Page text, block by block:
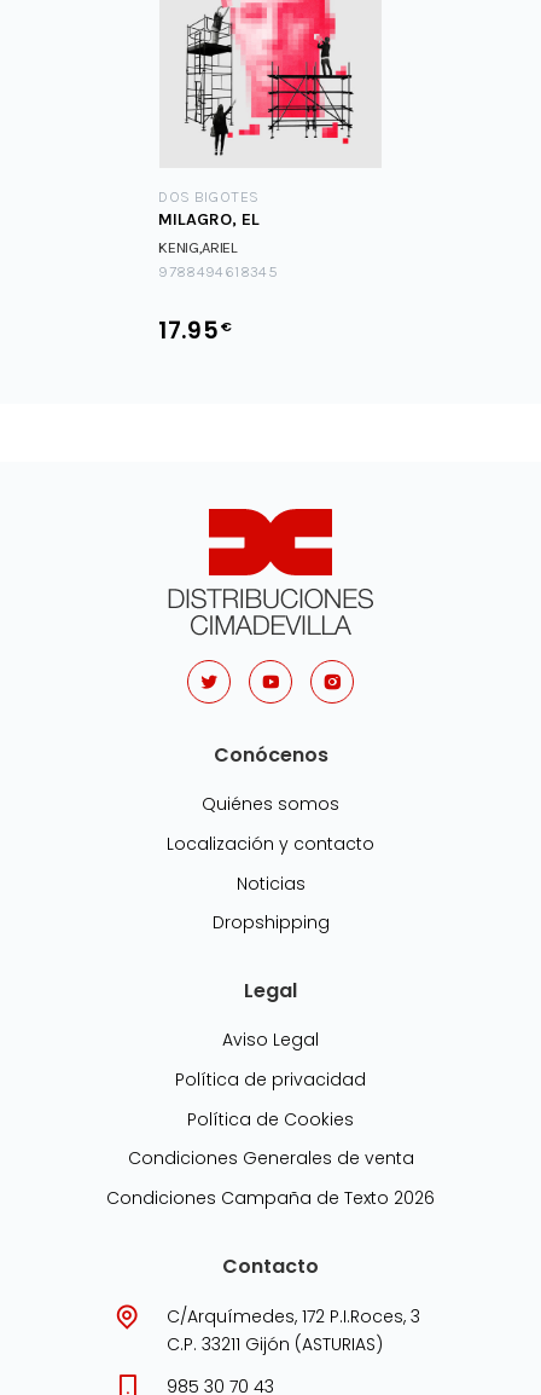
DOS BIGOTES
MILAGRO, EL
KENIG,ARIEL
9788494618345
17.95€
Conócenos
Quiénes somos
Localización y contacto
Noticias
Dropshipping
Legal
Aviso Legal
Política de privacidad
Política de Cookies
Condiciones Generales de venta
Condiciones Campaña de Texto 2026
Contacto
C/Arquímedes, 172 P.I.Roces, 3
C.P. 33211 Gijón (ASTURIAS)
985 30 70 43